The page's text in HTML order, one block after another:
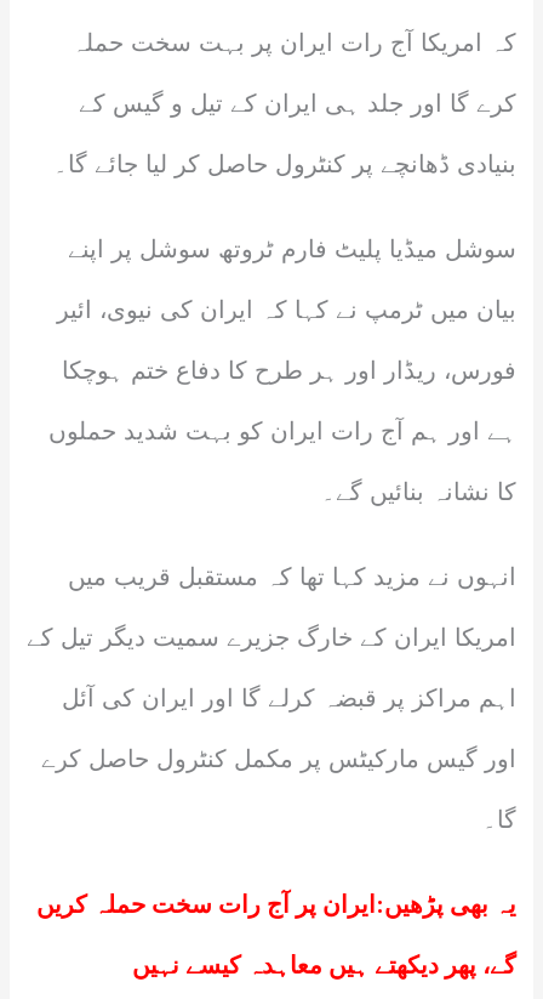
کہ امریکا آج رات ایران پر بہت سخت حملہ
کرے گا اور جلد ہی ایران کے تیل و گیس کے
بنیادی ڈھانچے پر کنٹرول حاصل کر لیا جائے گا۔
سوشل میڈیا پلیٹ فارم ٹروتھ سوشل پر اپنے
بیان میں ٹرمپ نے کہا کہ ایران کی نیوی، ائیر
فورس، ریڈار اور ہر طرح کا دفاع ختم ہوچکا
ہے اور ہم آج رات ایران کو بہت شدید حملوں
کا نشانہ بنائیں گے۔
انہوں نے مزید کہا تھا کہ مستقبل قریب میں
امریکا ایران کے خارگ جزیرے سمیت دیگر تیل کے
اہم مراکز پر قبضہ کرلے گا اور ایران کی آئل
اور گیس مارکیٹس پر مکمل کنٹرول حاصل کرے
گا۔
یہ بھی پڑھیں: ایران پر آج رات سخت حملہ کریں
گے، پھر دیکھتے ہیں معاہدہ کیسے نہیں